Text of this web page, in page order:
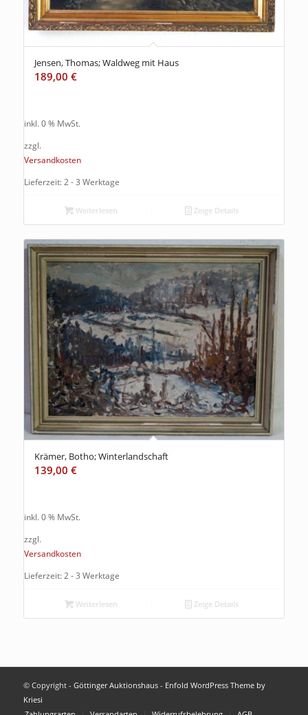
Jensen, Thomas; Waldweg mit Haus
189,00 €
inkl. 0 % MwSt.
zzgl.
Versandkosten
Lieferzeit: 2 - 3 Werktage
Weiterlesen Zeige Details
Krämer, Botho; Winterlandschaft
139,00 €
inkl. 0 % MwSt.
zzgl.
Versandkosten
Lieferzeit: 2 - 3 Werktage
Weiterlesen Zeige Details
© Copyright - Göttinger Auktionshaus- Enfold WordPress Theme by
Kriesi